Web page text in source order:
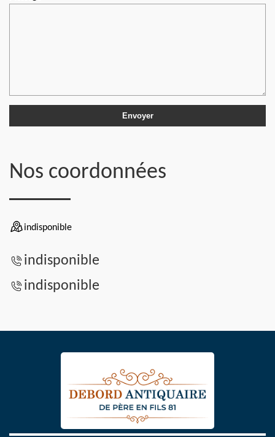
Nos coordonnées
indisponible
indisponible
indisponible